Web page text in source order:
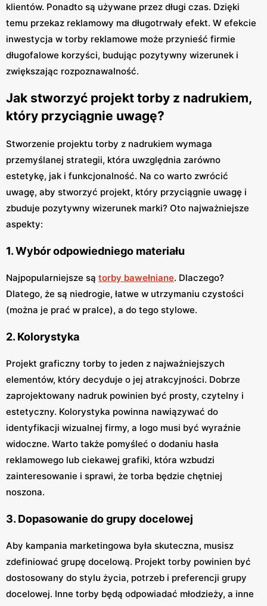
klientów. Ponadto są używane przez długi czas. Dzięki
temu przekaz reklamowy ma długotrwały efekt. W efekcie
inwestycja w torby reklamowe może przynieść firmie
długofalowe korzyści, budując pozytywny wizerunek i
zwiększając rozpoznawalność.
Jak stworzyć projekt torby z nadrukiem,
który przyciągnie uwagę?
Stworzenie projektu torby z nadrukiem wymaga
przemyślanej strategii, która uwzględnia zarówno
estetykę, jak i funkcjonalność. Na co warto zwrócić
uwagę, aby stworzyć projekt, który przyciągnie uwagę i
zbuduje pozytywny wizerunek marki? Oto najważniejsze
aspekty:
1. Wybór odpowiedniego materiału
Najpopularniejsze są torby bawełniane. Dlaczego?
Dlatego, że są niedrogie, łatwe w utrzymaniu czystości
(można je prać w pralce), a do tego stylowe.
2. Kolorystyka
Projekt graficzny torby to jeden z najważniejszych
elementów, który decyduje o jej atrakcyjności. Dobrze
zaprojektowany nadruk powinien być prosty, czytelny i
estetyczny. Kolorystyka powinna nawiązywać do
identyfikacji wizualnej firmy, a logo musi być wyraźnie
widoczne. Warto także pomyśleć o dodaniu hasła
reklamowego lub ciekawej grafiki, która wzbudzi
zainteresowanie i sprawi, że torba będzie chętniej
noszona.
3. Dopasowanie do grupy docelowej
Aby kampania marketingowa była skuteczna, musisz
zdefiniować grupę docelową. Projekt torby powinien być
dostosowany do stylu życia, potrzeb i preferencji grupy
docelowej. Inne torby będą odpowiadać młodzieży, a inne